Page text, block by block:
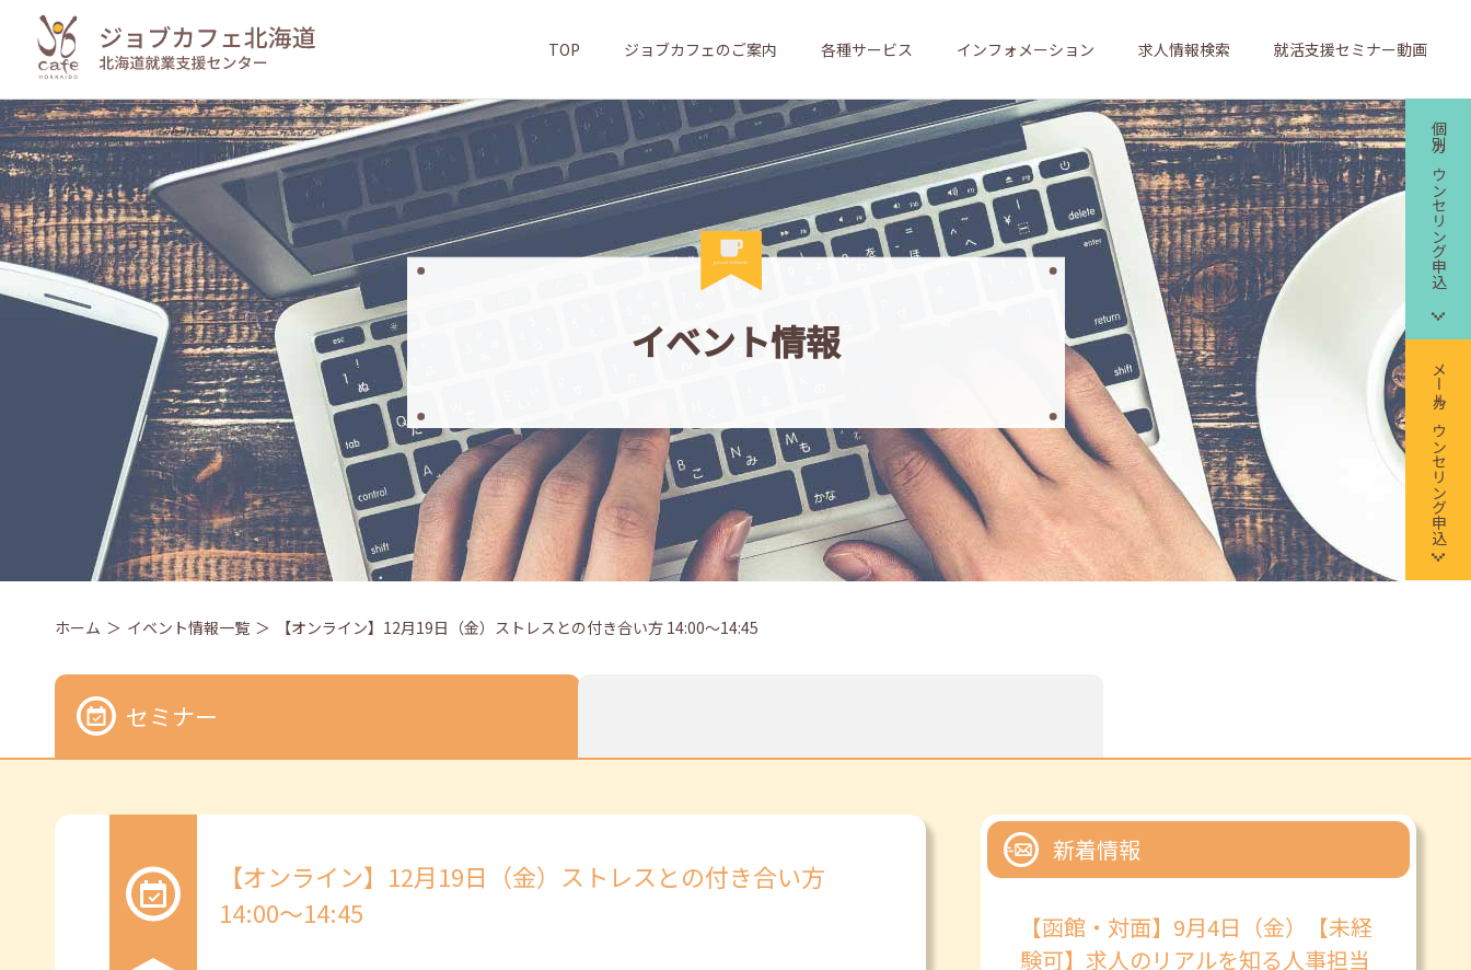
TOP ジョブカフェのご案内 各種サービス インフォメーション 求人情報検索 就活支援セミナー動画
個別カウンセリング申込
メールカウンセリング申込
イベント情報
ホーム イベント情報一覧 【オンライン】12月19日（金）ストレスとの付き合い方 14:00～14:45
セミナー
【オンライン】12月19日（金）ストレスとの付き合い方
14:00～14:45
新着情報
【函館・対面】9月4日（金）【未経
験可】求人のリアルを知る人事担当